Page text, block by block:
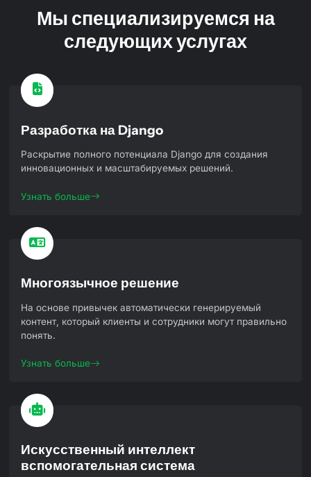
Мы специализируемся на
следующих услугах
Разработка на Django
Раскрытие полного потенциала Django для создания
инновационных и масштабируемых решений.
Узнать больше
Многоязычное решение
На основе привычек автоматически генерируемый
контент, который клиенты и сотрудники могут правильно
понять.
Узнать больше
Искусственный интеллект
вспомогательная система